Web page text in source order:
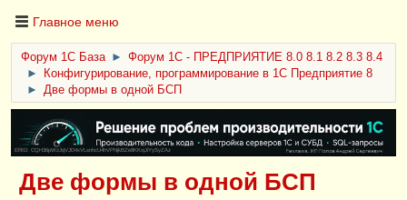
Главное меню
Форум 1C База ►
Форум 1С - ПРЕДПРИЯТИЕ 8.0 8.1 8.2 8.3 8.4
►
Конфигурирование, программирование в 1С Предприятие 8
►
Две формы в одной БСП
ERID: CQH36pWzJqVJD4xVLsnhcU4hVPNjkBZe8KKxjJiYySyZAz
Две формы в одной БСП